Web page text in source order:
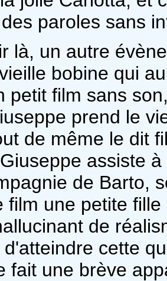
paroles sans
là, un autre
bobine qui
petit film sans
prend le
de même le dit
assiste
de Barto,
film une petite
de
cette
fait une brève